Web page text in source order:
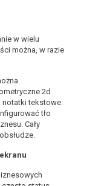
w wielu
można, w razie
2d
tekstowe.
tło
Cały